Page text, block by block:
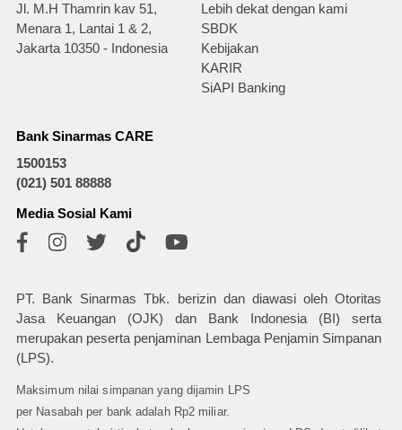
Jl. M.H Thamrin kav 51,
Menara 1, Lantai 1 & 2,
Jakarta 10350 - Indonesia
Lebih dekat dengan kami
SBDK
Kebijakan
KARIR
SiAPI Banking
Bank Sinarmas CARE
1500153
(021) 501 88888
Media Sosial Kami
PT. Bank Sinarmas Tbk. berizin dan diawasi oleh Otoritas
Jasa Keuangan (OJK) dan Bank Indonesia (BI) serta
merupakan peserta penjaminan Lembaga Penjamin Simpanan
(LPS).
Maksimum nilai simpanan yang dijamin LPS
per Nasabah per bank adalah Rp2 miliar.